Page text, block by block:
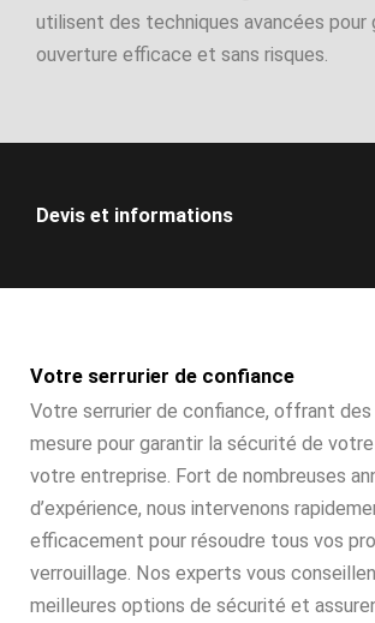
utilisent des techniques avancées pour
ouverture efficace et sans risques.
Devis et informations
Votre serrurier de confiance
Votre serrurier de confiance, offrant
mesure pour garantir la sécurité de
votre entreprise. Fort de nombreuses
d’expérience, nous intervenons
efficacement pour résoudre tous vos
verrouillage. Nos experts vous
meilleures options de sécurité et